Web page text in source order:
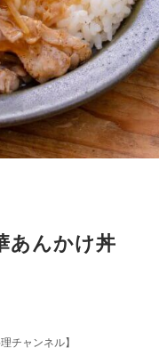
あんかけ丼